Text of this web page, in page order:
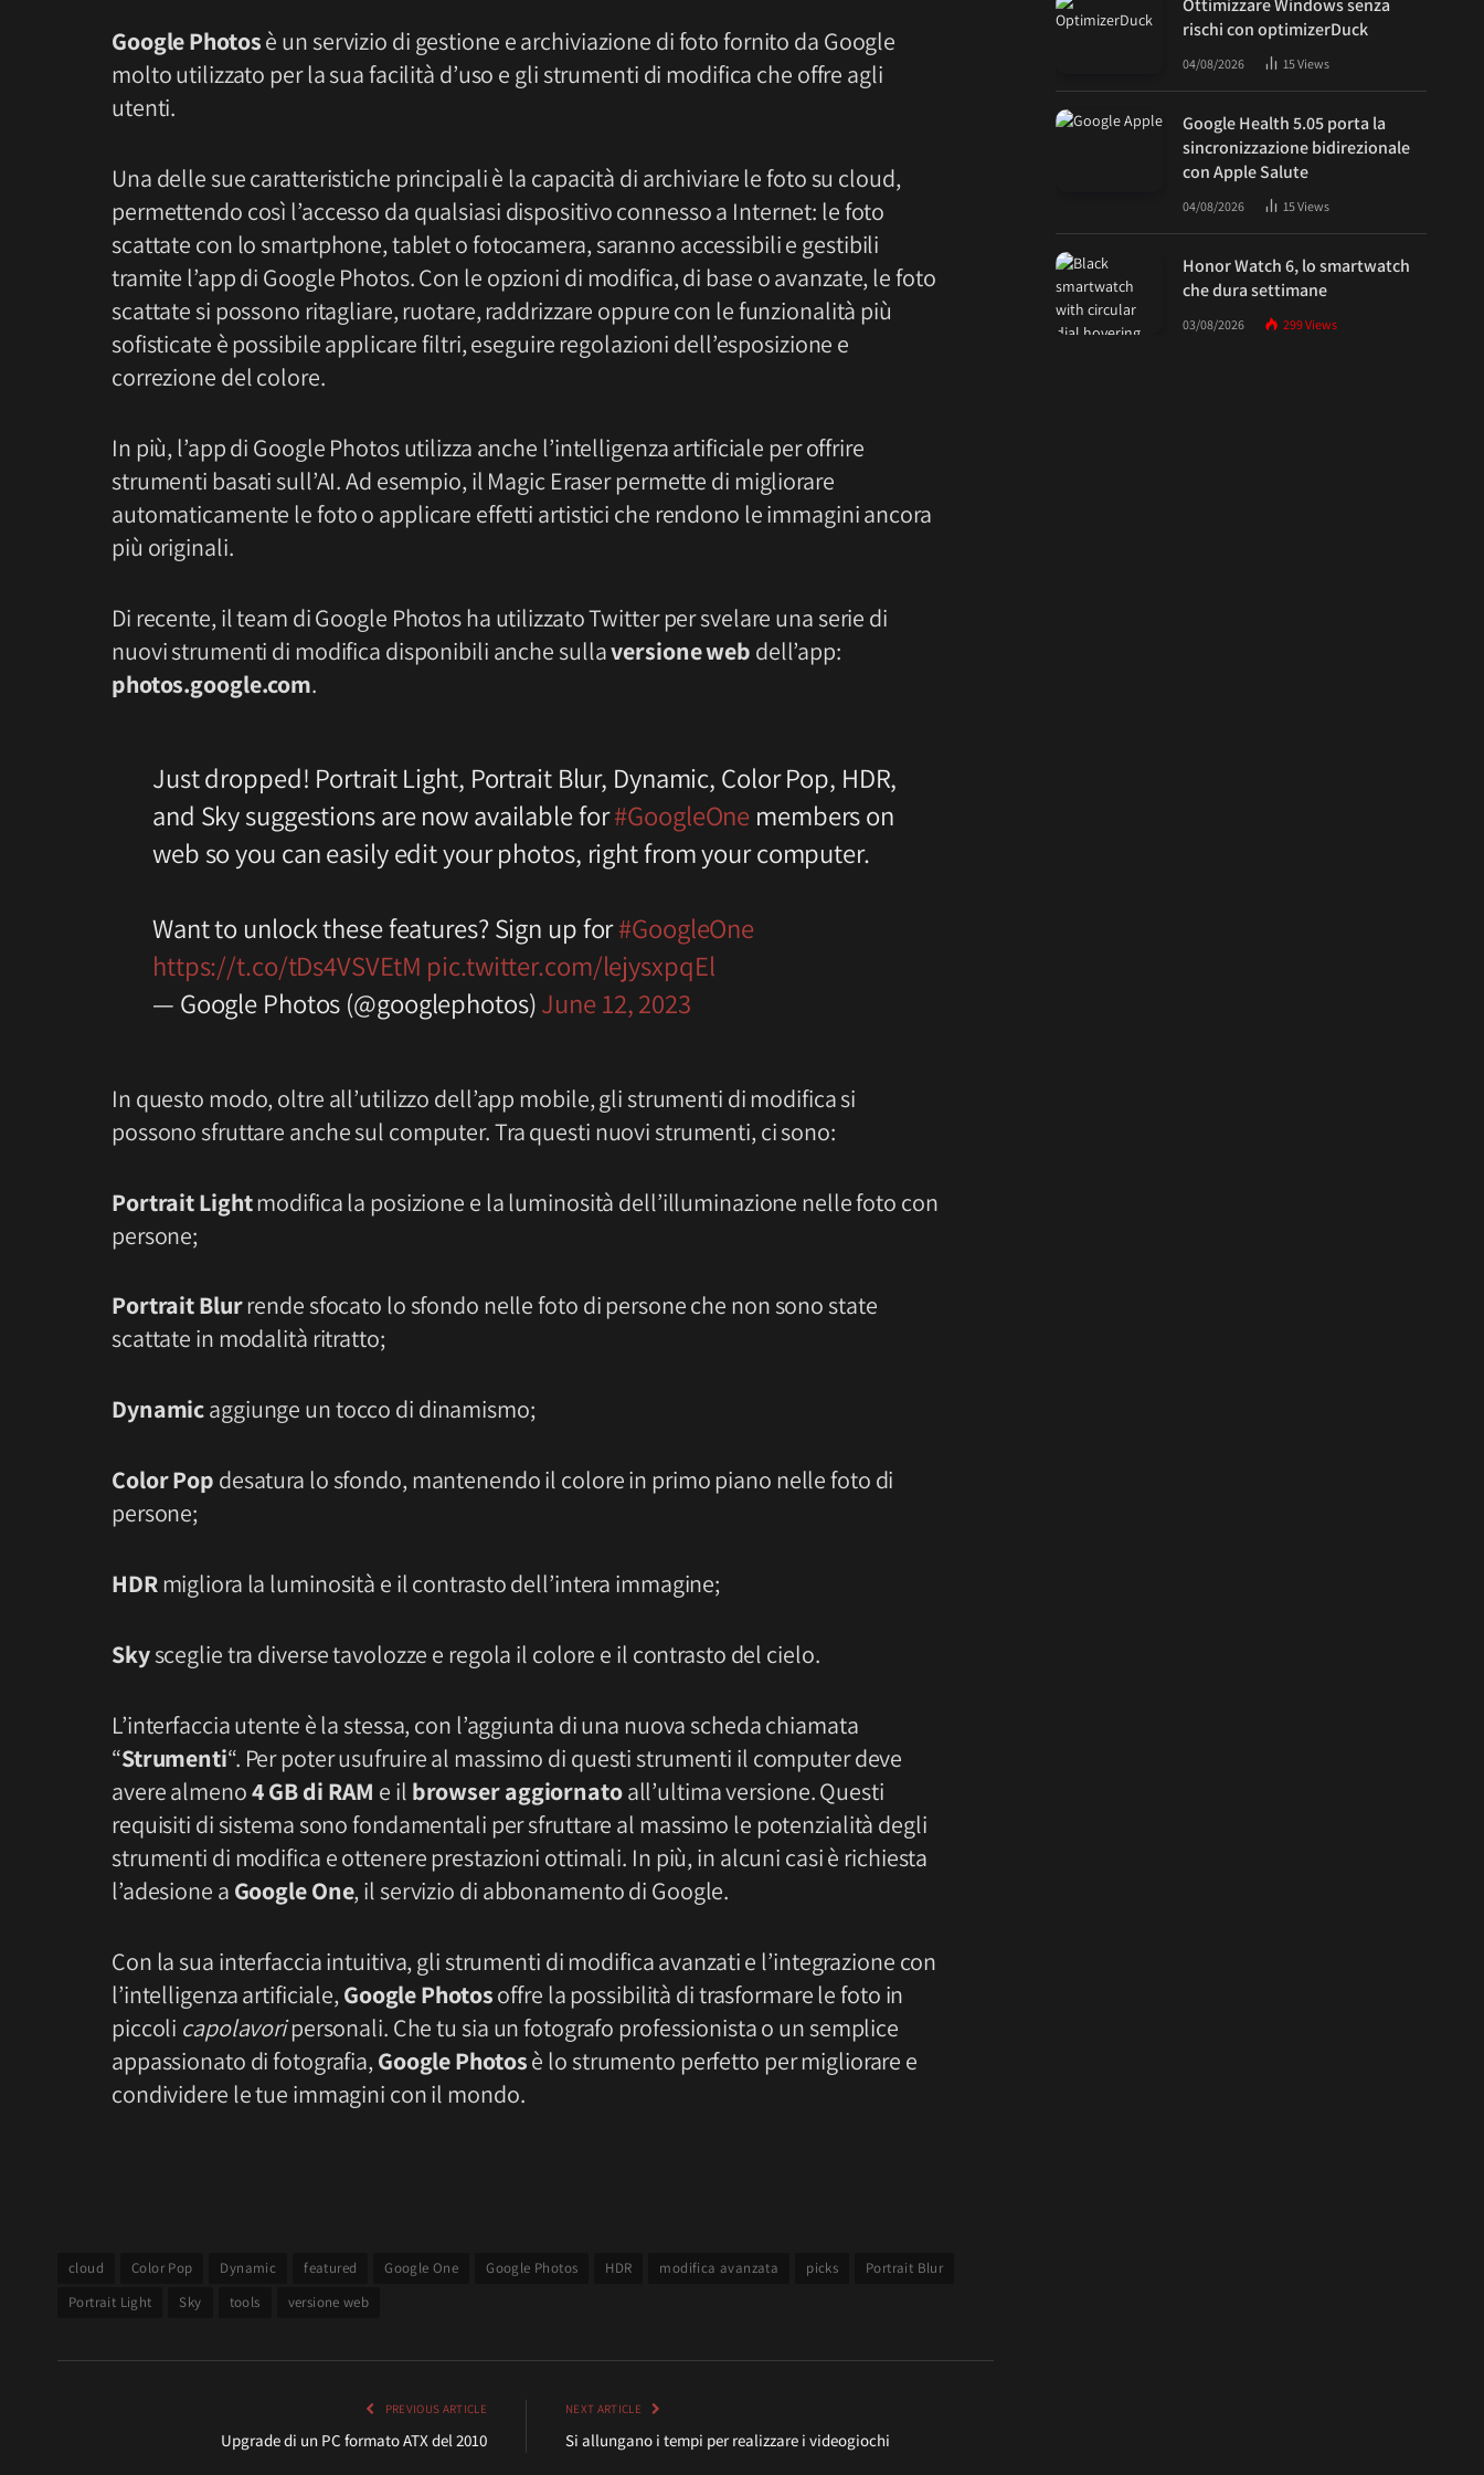
Google Photosè un servizio di gestione e archiviazione di foto fornito da Google
molto utilizzato per la sua facilità d’uso e gli strumenti di modifica che offre agli
utenti.
Una delle sue caratteristiche principali è la capacità di archiviare le foto su cloud,
permettendo così l’accesso da qualsiasi dispositivo connesso a Internet: le foto
scattate con lo smartphone, tablet o fotocamera, saranno accessibili e gestibili
tramite l’app di Google Photos. Con le opzioni di modifica, di base o avanzate, le foto
scattate si possono ritagliare, ruotare, raddrizzare oppure con le funzionalità più
sofisticate è possibile applicare filtri, eseguire regolazioni dell’esposizione e
correzione del colore.
In più, l’app di Google Photos utilizza anche l’intelligenza artificiale per offrire
strumenti basati sull’AI. Ad esempio, il Magic Eraser permette di migliorare
automaticamente le foto o applicare effetti artistici che rendono le immagini ancora
più originali.
Di recente, il team di Google Photos ha utilizzato Twitter per svelare una serie di
nuovi strumenti di modifica disponibili anche sullaversione web dell’app:
photos.google.com.
Just dropped! Portrait Light, Portrait Blur, Dynamic, Color Pop, HDR,
and Sky suggestions are now available for#GoogleOne members on
web so you can easily edit your photos, right from your computer.
Want to unlock these features? Sign up for#GoogleOne
https://t.co/tDs4VSVEtM pic.twitter.com/lejysxpqEl
— Google Photos (@googlephotos)June 12, 2023
In questo modo, oltre all’utilizzo dell’app mobile, gli strumenti di modifica si
possono sfruttare anche sul computer. Tra questi nuovi strumenti, ci sono:
Portrait Lightmodifica la posizione e la luminosità dell’illuminazione nelle foto con
persone;
Portrait Blurrende sfocato lo sfondo nelle foto di persone che non sono state
scattate in modalità ritratto;
Dynamicaggiunge un tocco di dinamismo;
Color Pop desatura lo sfondo, mantenendo il colore in primo piano nelle foto di
persone;
HDRmigliora la luminosità e il contrasto dell’intera immagine;
Skysceglie tra diverse tavolozze e regola il colore e il contrasto del cielo.
L’interfaccia utente è la stessa, con l’aggiunta di una nuova scheda chiamata
“Strumenti“. Per poter usufruire al massimo di questi strumenti il computer deve
avere almeno4 GB di RAM e il browser aggiornatoall’ultima versione. Questi
requisiti di sistema sono fondamentali per sfruttare al massimo le potenzialità degli
strumenti di modifica e ottenere prestazioni ottimali. In più, in alcuni casi è richiesta
l’adesione a Google One, il servizio di abbonamento di Google.
Con la sua interfaccia intuitiva, gli strumenti di modifica avanzati e l’integrazione con
l’intelligenza artificiale,Google Photosoffre la possibilità di trasformare le foto in
piccoli capolavoripersonali. Che tu sia un fotografo professionista o un semplice
appassionato di fotografia,Google Photosè lo strumento perfetto per migliorare e
condividere le tue immagini con il mondo.
cloud Color Pop Dynamic featured Google One Google Photos HDR modifica avanzata picks
Portrait Blur
Portrait Light
Sky tools versione web
PREVIOUS ARTICLE
Upgrade di un PC formato ATX del 2010
NEXT ARTICLE
Si allungano i tempi per realizzare i videogiochi
Ottimizzare Windows senza
rischi con optimizerDuck
04/08/2026 15Views
Google Health 5.05 porta la
sincronizzazione bidirezionale
con Apple Salute
04/08/2026 15Views
Honor Watch 6, lo smartwatch
che dura settimane
03/08/2026 299Views